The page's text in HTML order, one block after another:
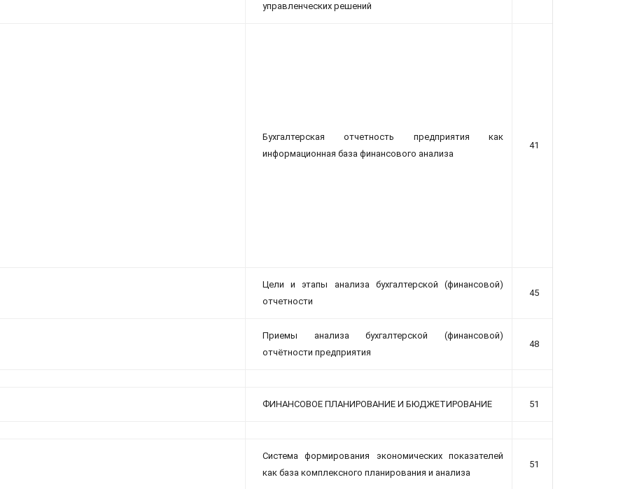
управленческих решений
Бухгалтерская отчетность предприятия как
информационная база финансового анализа
41
Цели и этапы анализа бухгалтерской (финансовой)
отчетности
45
Приемы анализа бухгалтерской (финансовой)
отчётности предприятия
48
ФИНАНСОВОЕ ПЛАНИРОВАНИЕ И БЮДЖЕТИРОВАНИЕ 51
Система формирования экономических показателей
как база комплексного планирования и анализа
51